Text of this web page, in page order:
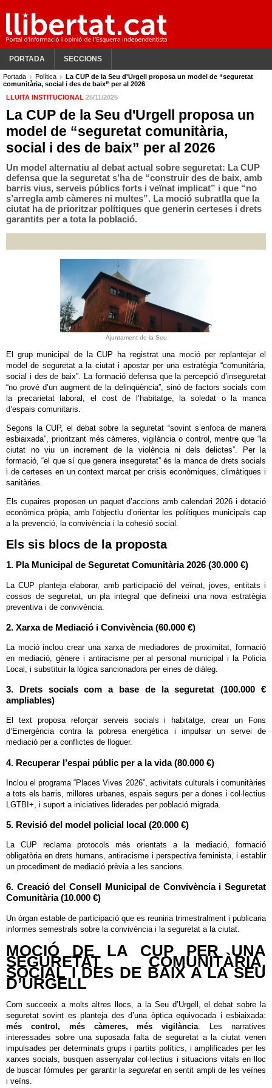
PORTADA SECCIONS
Portada Política
La CUP de la Seu d'Urgell proposa un model de “seguretat
comunitària, social i des de baix” per al 2026
LLUITA INSTITUCIONAL 25/11/2025
La CUP de la Seu d'Urgell proposa un
model de “seguretat comunitària,
social i des de baix” per al 2026
Un model alternatiu al debat actual sobre seguretat: La CUP
defensa que la seguretat s’ha de “construir des de baix, amb
barris vius, serveis públics forts i veïnat implicat” i que “no
s’arregla amb càmeres ni multes”. La moció subratlla que la
ciutat ha de prioritzar polítiques que generin certeses i drets
garantits per a tota la població.
Ajuntament de la Seu
El grup municipal de la CUP ha registrat una moció per replantejar el
model de seguretat a la ciutat i apostar per una estratègia “comunitària,
social i des de baix”. La formació defensa que la percepció d’inseguretat
“no prové d’un augment de la delinqüència”, sinó de factors socials com
la precarietat laboral, el cost de l’habitatge, la soledat o la manca
d’espais comunitaris.
Segons la CUP, el debat sobre la seguretat “sovint s’enfoca de manera
esbiaixada”, prioritzant més càmeres, vigilància o control, mentre que “la
ciutat no viu un increment de la violència ni dels delictes”. Per la
formació, “el que sí que genera inseguretat” és la manca de drets socials
i de certeses en un context marcat per crisis econòmiques, climàtiques i
sanitàries.
Els cupaires proposen un paquet d’accions amb calendari 2026 i dotació
econòmica pròpia, amb l’objectiu d’orientar les polítiques municipals cap
a la prevenció, la convivència i la cohesió social.
Els sis blocs de la proposta
1. Pla Municipal de Seguretat Comunitària 2026 (30.000 €)
La CUP planteja elaborar, amb participació del veïnat, joves, entitats i
cossos de seguretat, un pla integral que defineixi una nova estratègia
preventiva i de convivència.
2. Xarxa de Mediació i Convivència (60.000 €)
La moció inclou crear una xarxa de mediadores de proximitat, formació
en mediació, gènere i antiracisme per al personal municipal i la Policia
Local, i substituir la lògica sancionadora per eines de diàleg.
3. Drets socials com a base de la seguretat (100.000 €
ampliables)
El text proposa reforçar serveis socials i habitatge, crear un Fons
d’Emergència contra la pobresa energètica i impulsar un servei de
mediació per a conflictes de lloguer.
4. Recuperar l’espai públic per a la vida (80.000 €)
Inclou el programa “Places Vives 2026”, activitats culturals i comunitàries
a tots els barris, millores urbanes, espais segurs per a dones i col·lectius
LGTBI+, i suport a iniciatives liderades per població migrada.
5. Revisió del model policial local (20.000 €)
La CUP reclama protocols més orientats a la mediació, formació
obligatòria en drets humans, antiracisme i perspectiva feminista, i establir
un procediment de mediació prèvia a les sancions.
6. Creació del Consell Municipal de Convivència i Seguretat
Comunitària (10.000 €)
Un òrgan estable de participació que es reuniria trimestralment i publicaria
informes semestrals sobre la convivència i la seguretat a la ciutat.
MOCIÓ DE LA CUP PER UNA
SEGURETAT COMUNITÀRIA,
SOCIAL I DES DE BAIX A LA SEU
D’URGELL
Com succeeix a molts altres llocs, a la Seu d’Urgell, el debat sobre la
seguretat sovint es planteja des d’una òptica equivocada i esbiaixada:
més control, més càmeres, més vigilància. Les narratives
interessades sobre una suposada falta de seguretat a la ciutat venen
impulsades per determinats grups i partits polítics, i amplificades per les
xarxes socials, busquen assenyalar col·lectius i situacions vitals en lloc
de buscar fórmules per garantir la seguretat en sentit ampli de les veïnes
i veïns.